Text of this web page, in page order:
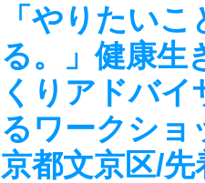
「やりたい
る。」健康生
くりアドバイ
るワークショ
京都文京区/先